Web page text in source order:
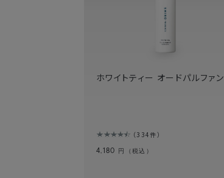
ホワイトティー オードパルファン
334件
4,180 円（税込）